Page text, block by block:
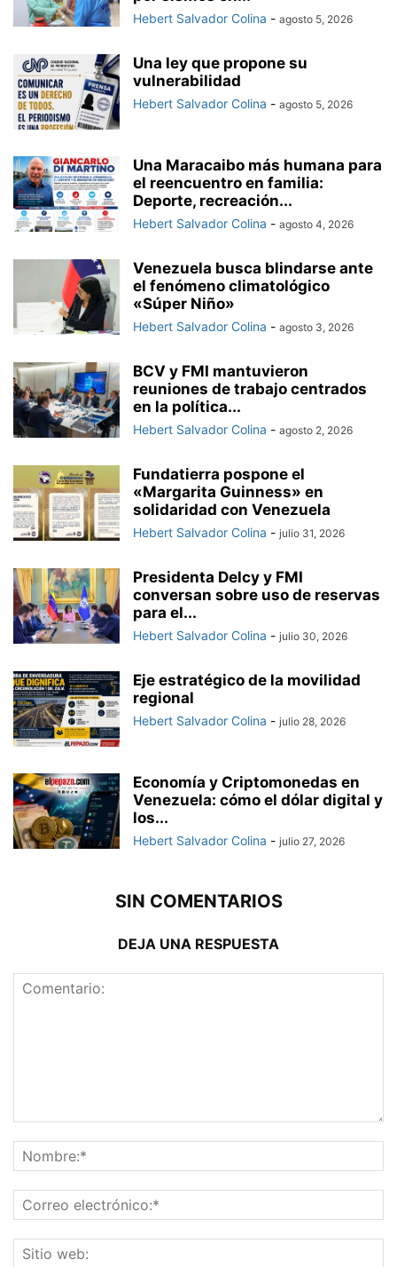
Hebert Salvador Colina - agosto 5, 2026
Una ley que propone su
vulnerabilidad
Hebert Salvador Colina - agosto 5, 2026
Una Maracaibo más humana para
el reencuentro en familia:
Deporte, recreación...
Hebert Salvador Colina - agosto 4, 2026
Venezuela busca blindarse ante
el fenómeno climatológico
«Súper Niño»
Hebert Salvador Colina - agosto 3, 2026
BCV y FMI mantuvieron
reuniones de trabajo centrados
en la política...
Hebert Salvador Colina - agosto 2, 2026
Fundatierra pospone el
«Margarita Guinness» en
solidaridad con Venezuela
Hebert Salvador Colina - julio 31, 2026
Presidenta Delcy y FMI
conversan sobre uso de reservas
para el...
Hebert Salvador Colina - julio 30, 2026
Eje estratégico de la movilidad
regional
Hebert Salvador Colina - julio 28, 2026
Economía y Criptomonedas en
Venezuela: cómo el dólar digital y
los...
Hebert Salvador Colina - julio 27, 2026
SIN COMENTARIOS
DEJA UNA RESPUESTA